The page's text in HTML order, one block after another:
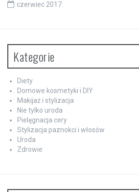
czerwiec 2017
Kategorie
Diety
Domowe kosmetyki i DIY
Makijaż i stylizacja
Nie tylko uroda
Pielęgnacja cery
Stylizacja paznokci i włosów
Uroda
Zdrowie